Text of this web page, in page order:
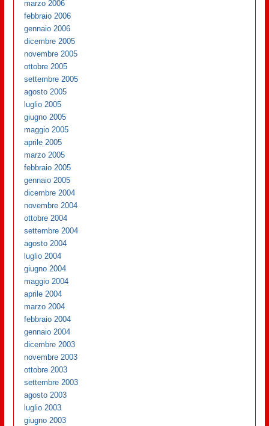
marzo 2006
febbraio 2006
gennaio 2006
dicembre 2005
novembre 2005
ottobre 2005
settembre 2005
agosto 2005
luglio 2005
giugno 2005
maggio 2005
aprile 2005
marzo 2005
febbraio 2005
gennaio 2005
dicembre 2004
novembre 2004
ottobre 2004
settembre 2004
agosto 2004
luglio 2004
giugno 2004
maggio 2004
aprile 2004
marzo 2004
febbraio 2004
gennaio 2004
dicembre 2003
novembre 2003
ottobre 2003
settembre 2003
agosto 2003
luglio 2003
giugno 2003